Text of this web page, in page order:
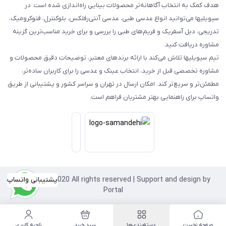
هدف کمک به انتخاب آگاهانه‌تر محصولات بینایی راه‌اندازی شده است. در
سیویلیها می‌توانید انواع عدسی طبی، عدسی آنتی‌رفلکس، بلوکنترل، فتوکرومیک،
تدریجی، دبل آسفریک و فریم‌های طبی را بررسی و برای خرید مناسب‌ترین گزینه
مشاوره دریافت کنید.
تیم سیویلیها تلاش می‌کند با ارائه برندهای معتبر، توضیحات دقیق محصولات و
مشاوره تخصصی قبل از خرید، انتخاب عینک و عدسی را برای کاربران ساده‌تر،
مطمئن‌تر و سریع‌تر کند. امکان ارسال در تهران و سراسر کشور و پشتیبانی از طریق
واتساپ برای راهنمایی بهتر مشتریان فراهم است.
پشتیبانی واتساپ
Copyright©2020 All rights reserved | Support and design by
Portal